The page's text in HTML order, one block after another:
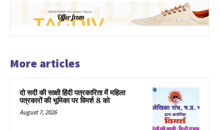
More articles
दो सदी की साक्षी हिंदी पत्रकारिता में महिला
पत्रकारों की भूमिका पर विमर्श 8 को
August 7, 2026